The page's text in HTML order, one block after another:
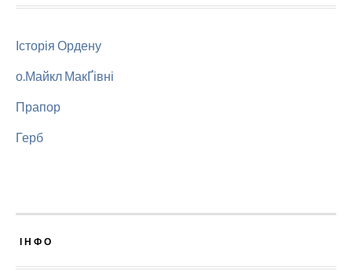
Історія Ордену
о.Майкл МакҐівні
Прапор
Герб
ІНФО